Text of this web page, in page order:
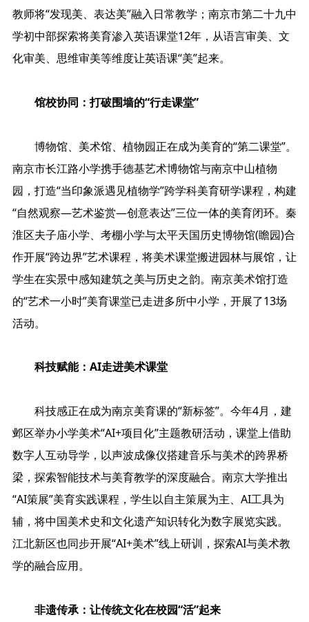
教师将“发现美、表达美”融入日常教学；南京市第二十九中
学初中部探索将美育渗入英语课堂12年，从语言审美、文
化审美、思维审美等维度让英语课“美”起来。
馆校协同：打破围墙的“行走课堂”
博物馆、美术馆、植物园正在成为美育的“第二课堂”。
南京市长江路小学携手德基艺术博物馆与南京中山植物
园，打造“当印象派遇见植物学”跨学科美育研学课程，构建
“自然观察—艺术鉴赏—创意表达”三位一体的美育闭环。秦
淮区夫子庙小学、考棚小学与太平天国历史博物馆(瞻园)合
作开展“跨边界”艺术课程，将美术课堂搬进园林与展馆，让
学生在实景中感知建筑之美与历史之韵。南京美术馆打造
的“艺术一小时”美育课堂已走进多所中小学，开展了13场
活动。
科技赋能：AI走进美术课堂
科技感正在成为南京美育课的“新标签”。今年4月，建
邺区举办小学美术“AI+项目化”主题教研活动，课堂上借助
数字人互动导学，以声波成像仪搭建音乐与美术的跨界桥
梁，探索智能技术与美育教学的深度融合。南京大学推出
“AI策展”美育实践课程，学生以自主策展为主、AI工具为
辅，将中国美术史和文化遗产知识转化为数字展览实践。
江北新区也同步开展“AI+美术”线上研训，探索AI与美术教
学的融合应用。
非遗传承：让传统文化在校园“活”起来